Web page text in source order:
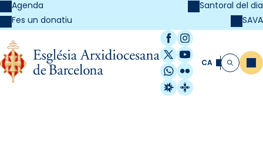
Agenda
Fes un donatiu
Santoral del dia
SAVA
Facebook
Instagram
X / Twitter
YouTube
WhatsApp
Flickr
Radio Estel
Catalunya
CA Cerca